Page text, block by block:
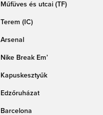
Műfüves és utcai (TF)
Terem (IC)
Arsenal
Nike Break Em’
Kapuskesztyűk
Edzőruházat
Barcelona